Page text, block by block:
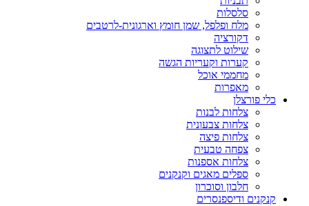
סלסלות
מלח ופלפל, שמן חומץ וארגונית-לרטבים
דקורציה
שילוט לתצוגה
קערות וקעריות הגשה
מחממי אוכל
מאפרות
כלי פורצלן
צלחות לבנות
צלחות צבעונית
צלחות פיצה
צפחה טבעית
צלחות אספנות
ספלים מאגים וקנקנים
חלבון וסוכרון
קנקנים ודיספנסרים